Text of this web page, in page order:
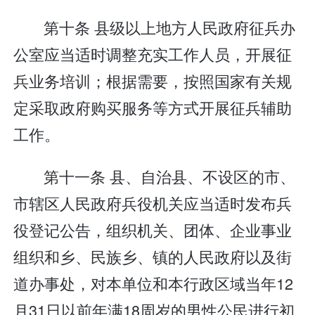
第十条 县级以上地方人民政府征兵办
公室应当适时调整充实工作人员，开展征
兵业务培训；根据需要，按照国家有关规
定采取政府购买服务等方式开展征兵辅助
工作。
第十一条 县、自治县、不设区的市、
市辖区人民政府兵役机关应当适时发布兵
役登记公告，组织机关、团体、企业事业
组织和乡、民族乡、镇的人民政府以及街
道办事处，对本单位和本行政区域当年12
月31日以前年满18周岁的男性公民进行初